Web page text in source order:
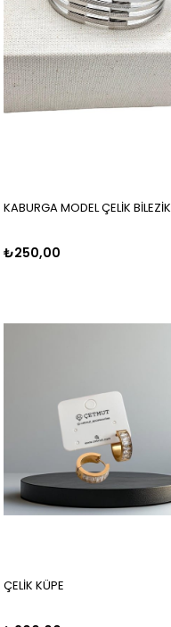
KABURGA MODEL ÇELİK BİLEZİK
₺250,00
ÇELİK KÜPE